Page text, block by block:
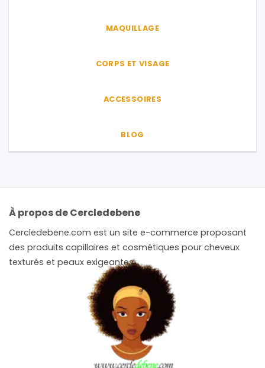
MAQUILLAGE
CORPS ET VISAGE
ACCESSOIRES
BLOG
À propos de Cercledebene
Cercledebene.com est un site e-commerce proposant
des produits capillaires et cosmétiques pour cheveux
texturés et peaux exigeantes.